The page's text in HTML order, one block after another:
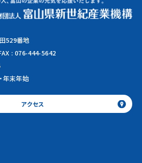
529番地
: 076-444-5642
年末年始
アクセス